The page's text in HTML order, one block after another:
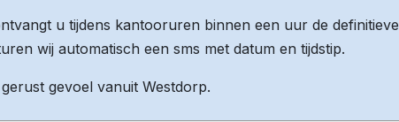
u tijdens kantooruren binnen een uur de definitieve
wij automatisch een sms met datum en tijdstip.
gevoel vanuit Westdorp.